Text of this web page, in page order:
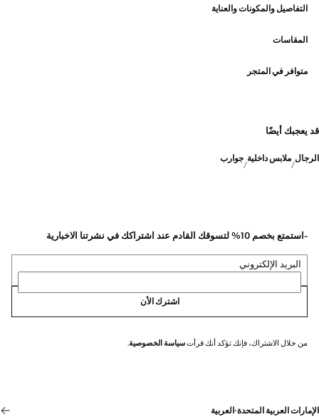
التفاصيل والمكونات والعناية
المقاسات
متوافر في المتجر
قد يعجبك أيضًا
الرجال ملابس داخلية جوارب
-استمتع بخصم 10% لتسوقك القادم عند اشتراكك في نشرتنا الاخبارية
البريد الإلكتروني
اشترك الأن
من خلال الاشتراك، فإنك تؤكد أنك قرأتسياسة الخصوصية.
الإمارات العربية المتحدة·العربية